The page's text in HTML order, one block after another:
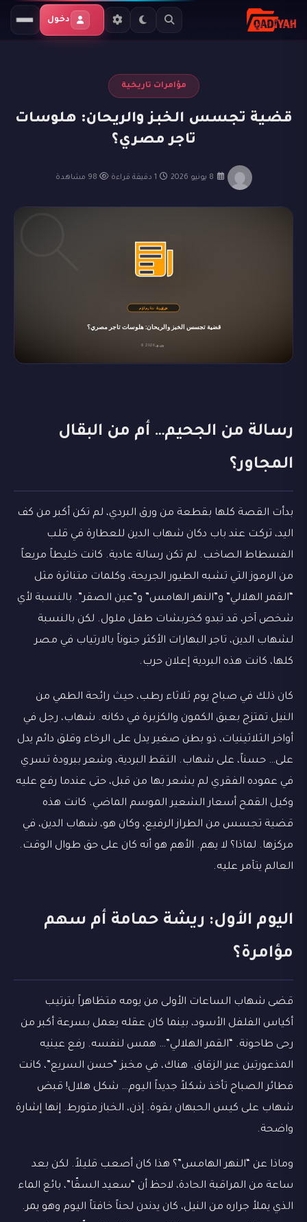
دخول الرئيسية المدونة
مؤامرات تاريخية
قضية تجسس الخبز والريحان: هلوسات تاجر مصري؟
مؤامرات تاريخية
قضية تجسس الخبز والريحان: هلوسات
تاجر مصري؟
رسالة من الجحيم… أم من البقال
المجاور؟
بدأت القصة كلها بقطعة من ورق البردي، لم تكن أكبر من كف
اليد، تركت عند باب دكان شهاب الدين للعطارة في قلب
الفسطاط الصاخب. لم تكن رسالة عادية. كانت خليطاً مريعاً
من الرموز التي تشبه الطيور الجريحة، وكلمات متناثرة مثل
“القمر الهلالي” و”النهر الهامس” و”عين الصقر”. بالنسبة لأي
شخص آخر، قد تبدو كخربشات طفل ملول. لكن بالنسبة
لشهاب الدين، تاجر البهارات الأكثر جنوناً بالارتياب في مصر
كلها، كانت هذه البردية إعلان حرب.
كان ذلك في صباح يوم ثلاثاء رطب، حيث رائحة الطمي من
النيل تمتزج بعبق الكمون والكزبرة في دكانه. شهاب، رجل في
أواخر الثلاثينيات، ذو بطن صغير يدل على الرخاء وقلق دائم يدل
على… حسناً، على شهاب. التقط البردية، وشعر ببرودة تسري
في عموده الفقري لم يشعر بها من قبل، حتى عندما رفع عليه
وكيل القمح أسعار الشعير الموسم الماضي. كانت هذه
قضية تجسس من الطراز الرفيع، وكان هو، شهاب الدين، في
مركزها. لماذا؟ لا يهم. الأهم هو أنه كان على حق طوال الوقت.
العالم يتآمر عليه.
اليوم الأول: ريشة حمامة أم سهم
مؤامرة؟
قضى شهاب الساعات الأولى من يومه متظاهراً بترتيب
أكياس الفلفل الأسود، بينما كان عقله يعمل بسرعة أكبر من
رحى طاحونة. “القمر الهلالي”… همس لنفسه. رفع عينيه
المذعورتين عبر الزقاق. هناك، في مخبز “حسن السريع”، كانت
فطائر الصباح تأخذ شكلاً جديداً اليوم… شكل هلال! قبض
شهاب على كيس الحبهان بقوة. إذن، الخباز متورط. إنها إشارة
واضحة.
وماذا عن “النهر الهامس”؟ هذا كان أصعب قليلاً. لكن بعد
ساعة من المراقبة الحادة، لاحظ أن “سعيد السقّا”، بائع الماء
الذي يملأ جراره من النيل، كان يدندن لحناً خافتاً اليوم وهو يمر.